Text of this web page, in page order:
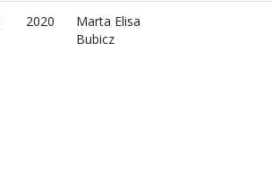
2020
Marta Elisa
Bubicz